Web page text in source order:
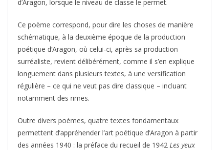
d’Aragon, lorsque le niveau de classe le permet.
Ce poème correspond, pour dire les choses de manière
schématique, à la deuxième époque de la production
poétique d’Aragon, où celui-ci, après sa production
surréaliste, revient délibérément, comme il s’en explique
longuement dans plusieurs textes, à une versification
régulière – ce qui ne veut pas dire classique – incluant
notamment des rimes.
Outre divers poèmes, quatre textes fondamentaux
permettent d’appréhender l’art poétique d’Aragon à partir
des années 1940 : la préface du recueil de 1942 Les yeux